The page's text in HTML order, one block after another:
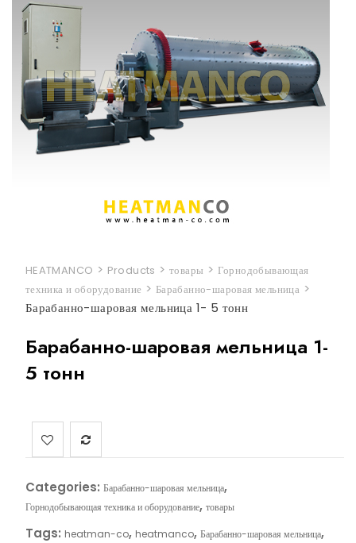
HEATMANCO > Products > товары > Горнодобывающая
техника и оборудование > Барабанно-шаровая мельница >
Барабанно-шаровая мельница 1- 5 тонн
Барабанно-шаровая мельница 1-
5 тонн
Categories: Барабанно-шаровая мельница,
Горнодобывающая техника и оборудование, товары
Tags: heatman-co, heatmanco, Барабанно-шаровая мельница,